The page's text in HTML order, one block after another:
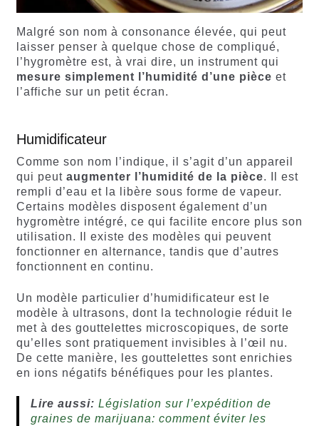
Malgré son nom à consonance élevée, qui peut
laisser penser à quelque chose de compliqué,
l’hygromètre est, à vrai dire, un instrument qui
mesure simplement l’humidité d’une pièce et
l’affiche sur un petit écran.
Humidificateur
Comme son nom l’indique, il s’agit d’un appareil
qui peut augmenter l’humidité de la pièce. Il est
rempli d’eau et la libère sous forme de vapeur.
Certains modèles disposent également d’un
hygromètre intégré, ce qui facilite encore plus son
utilisation. Il existe des modèles qui peuvent
fonctionner en alternance, tandis que d’autres
fonctionnent en continu.
Un modèle particulier d’humidificateur est le
modèle à ultrasons, dont la technologie réduit le
met à des gouttelettes microscopiques, de sorte
qu’elles sont pratiquement invisibles à l’œil nu.
De cette manière, les gouttelettes sont enrichies
en ions négatifs bénéfiques pour les plantes.
Lire aussi: Législation sur l’expédition de
graines de marijuana: comment éviter les